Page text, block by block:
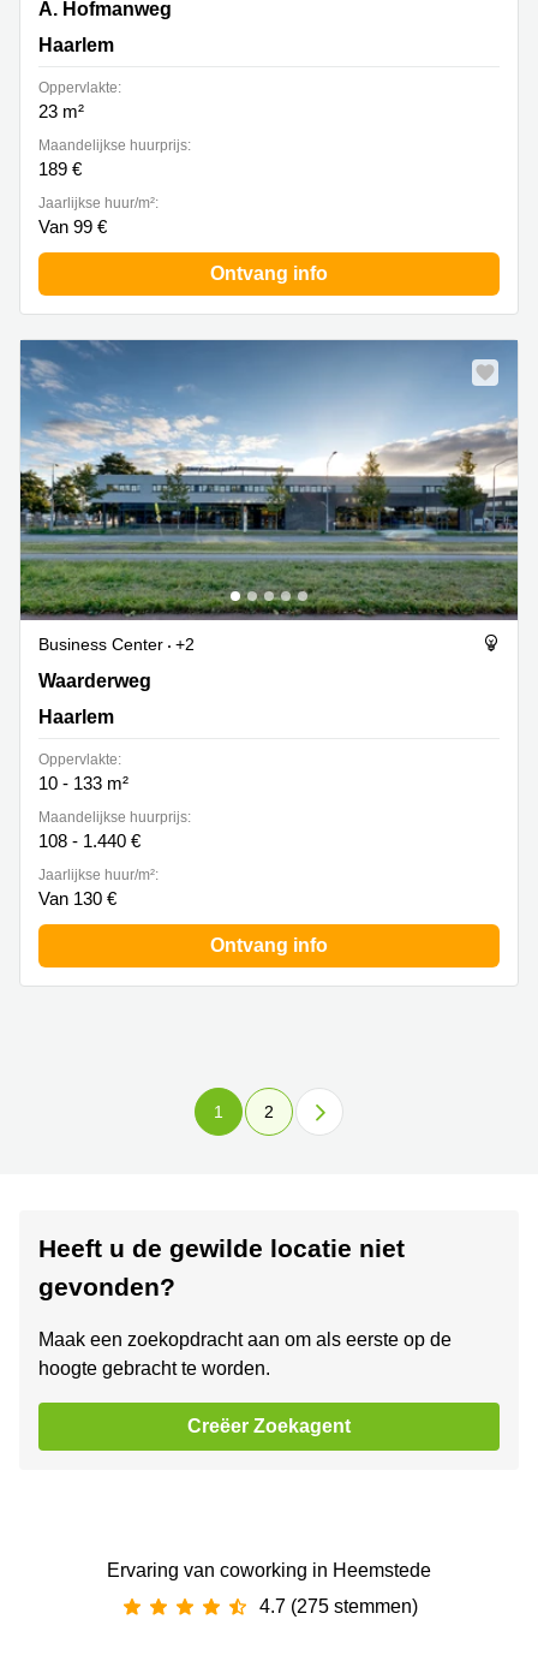
A. Hofmanweg 5A, Haarlem
A. Hofmanweg
Haarlem
Oppervlakte:
23 m²
Maandelijkse huurprijs:
189 €
Jaarlijkse huur/m²:
Van 99 €
Ontvang info
Business Center
+2
Waarderweg 52A, Haarlem
Waarderweg
Haarlem
Oppervlakte:
10 - 133 m²
Maandelijkse huurprijs:
108 - 1.440 €
Jaarlijkse huur/m²:
Van 130 €
Ontvang info
1 2
Heeft u de gewilde locatie niet
gevonden?
Maak een zoekopdracht aan om als eerste op de
hoogte gebracht te worden.
Creëer Zoekagent
Ervaring van ‪coworking‬ in Heemstede
4.7 (275 stemmen)